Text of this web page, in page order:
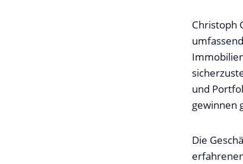
Christoph
und
gewinnen
Die